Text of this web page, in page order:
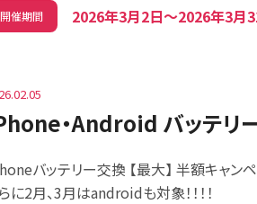
開催期間 2026年3月2日〜2026年3月
・Android バッテリー
バッテリー交換 【最大】 半額キャンペ
に2月、3月はandroidも対象！！！！